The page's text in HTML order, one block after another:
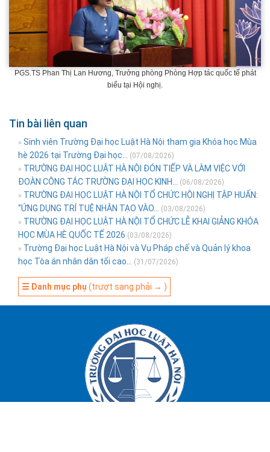
PGS.TS Phan Thị Lan Hương, Trưởng phòng Phòng Hợp tác quốc tế phát
biểu tại Hội nghị.
Tin bài liên quan
» Sinh viên Trường Đại học Luật Hà Nội tham gia Khóa học Mùa
hè 2026 tại Trường Đại học...
(07/08/2026)
» TRƯỜNG ĐẠI HỌC LUẬT HÀ NỘI ĐÓN TIẾP VÀ LÀM VIỆC VỚI
ĐOÀN CÔNG TÁC TRƯỜNG ĐẠI HỌC KINH...
(06/08/2026)
» TRƯỜNG ĐẠI HỌC LUẬT HÀ NỘI TỔ CHỨC HỘI NGHỊ TẬP HUẤN:
“ỨNG DỤNG TRÍ TUỆ NHÂN TẠO VÀO...
(03/08/2026)
» TRƯỜNG ĐẠI HỌC LUẬT HÀ NỘI TỔ CHỨC LỄ KHAI GIẢNG KHÓA
HỌC MÙA HÈ QUỐC TẾ 2026 (03/08/2026)
» Trường Đại học Luật Hà Nội và Vụ Pháp chế và Quản lý khoa
học Tòa án nhân dân tối cao...
(31/07/2026)
☰ Danh mục phụ (trượt sang phải → )